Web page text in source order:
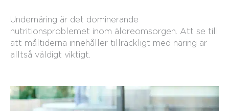
Undernäring är det dominerande
nutritionsproblemet inom äldreomsorgen. Att se till
att måltiderna innehåller tillräckligt med näring är
alltså väldigt viktigt.